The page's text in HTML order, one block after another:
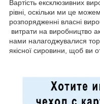
Вартість ексклюзивних
рівні, оскільки ми це
розпорядженні власні
витрати на виробництво
нами налагоджувалися
якісної сировини, щоб ви